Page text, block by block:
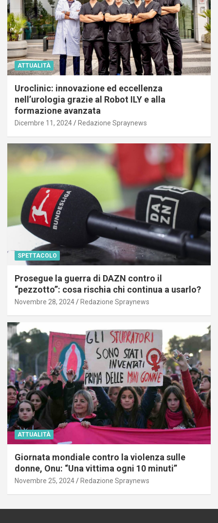
ATTUALITÀ
Uroclinic: innovazione ed eccellenza
nell’urologia grazie al Robot ILY e alla
formazione avanzata
Dicembre 11, 2024 Redazione Spraynews
SPETTACOLO
Prosegue la guerra di DAZN contro il
“pezzotto”: cosa rischia chi continua a usarlo?
Novembre 28, 2024 Redazione Spraynews
ATTUALITÀ
Giornata mondiale contro la violenza sulle
donne, Onu: “Una vittima ogni 10 minuti”
Novembre 25, 2024 Redazione Spraynews